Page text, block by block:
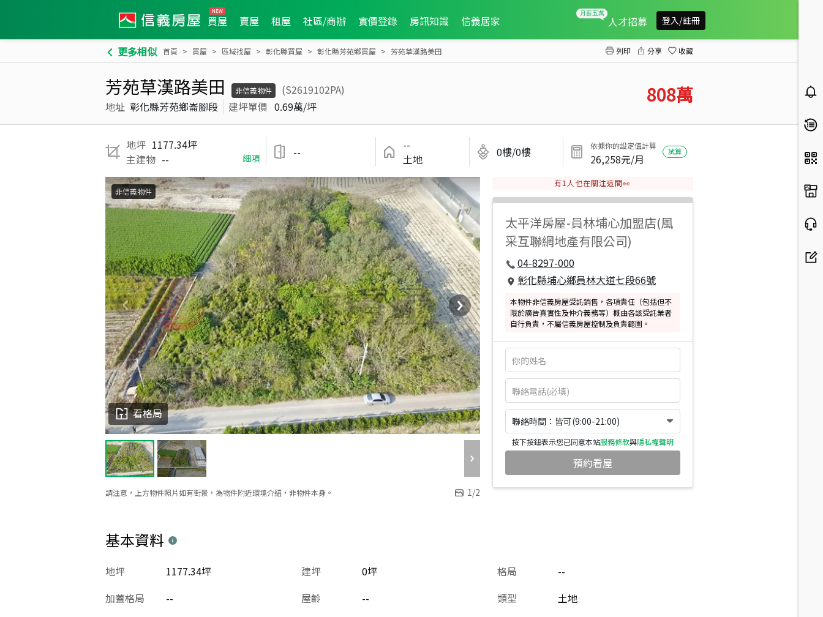
買屋 賣屋 租屋 社區/商辦 實價登錄 房訊知識 信義居家 人才招募 登入/註冊
更多相似 首頁 買屋 區域找屋 彰化縣買屋 彰化縣芳苑鄉買屋 芳苑草漢路美田 列印 分享 收藏
芳苑草漢路美田 非信義物件
(S2619102PA)
地址 彰化縣芳苑鄉崙腳段 建坪單價 0.69萬/坪 808萬
地坪 1177.34坪
主建物 -- 細項 --
--
土地
0樓/0樓 依據你的設定值計算
26,258元/月
試算
請注意，上方物件照片如有街景，為物件附近環境介紹，非物件本身。 1/2
看格局
非信義物件
有1 人也在關注這間👀
太平洋房屋-員林埔心加盟店(風
采互聯網地產有限公司)
04-8297-000
彰化縣埔心鄉員林大道七段66號
本物件非信義房屋受託銷售，各項責任（包括但不
限於廣告真實性及仲介義務等）概由各該受託業者
自行負責，不屬信義房屋控制及負責範圍。
聯絡時間：皆可(9:00-21:00)
按下按鈕表示您已同意本站服務條款與隱私權聲明
預約看屋
基本資料
建坪 0坪
地坪 1177.34坪 格局
--
加蓋格局
-- 屋齡 -- 類型
土地